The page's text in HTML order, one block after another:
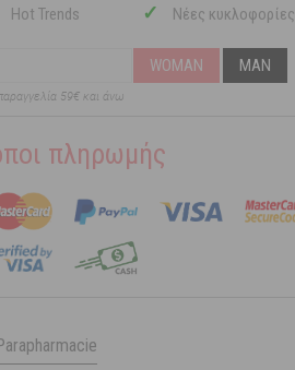
Hot Trends ✓ Νέες κυκλοφορίες
WOMAN MAN
59€ και άνω
πληρωμής